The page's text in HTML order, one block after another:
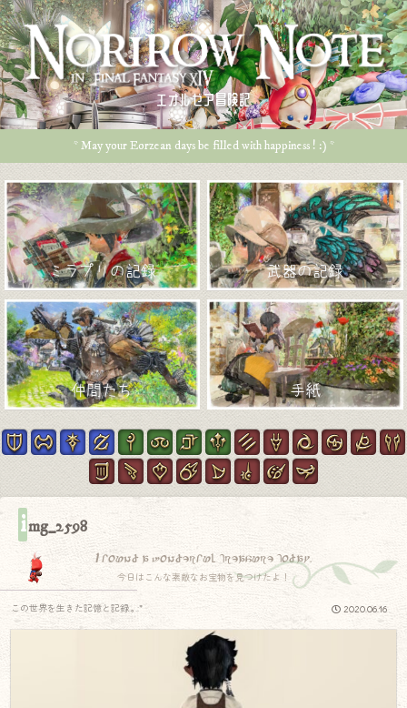
エオルゼア冒険記
* May your Eorzean days be filled with happiness ! :) *
ミラプリの記録 武器の記録
仲間たち 手紙
img_2598
I found a wonderful treasure today.
今日はこんな素敵なお宝物を見つけたよ！
2020.06.16
この世界を生きた記憶と記録.｡.:*